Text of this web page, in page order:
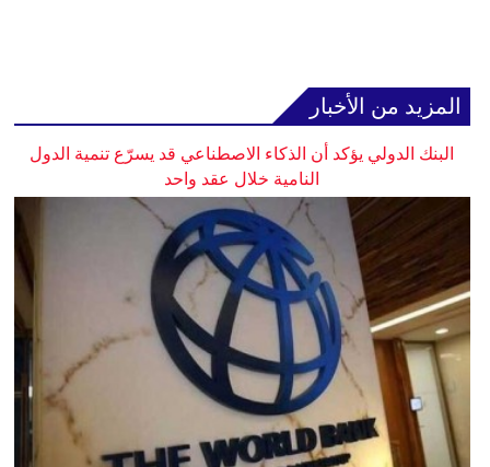
المزيد من الأخبار
البنك الدولي يؤكد أن الذكاء الاصطناعي قد يسرّع تنمية الدول
النامية خلال عقد واحد